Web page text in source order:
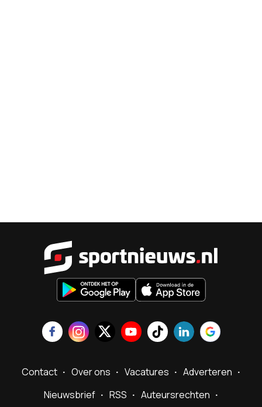
Contact Over ons Vacatures
Adverteren
Nieuwsbrief
RSS Auteursrechten